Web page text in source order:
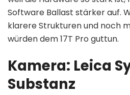
Software Ballast stärker auf.
klarere Strukturen und noch
würden dem 17T Pro guttun.
Kamera: Leica
Substanz